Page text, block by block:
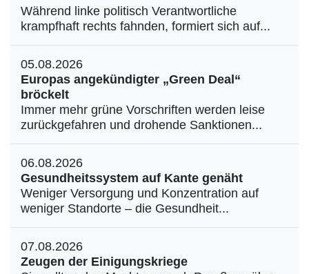
Während linke politisch Verantwortliche
krampfhaft rechts fahnden, formiert sich auf...
05.08.2026
Europas angekündigter „Green Deal“
bröckelt
Immer mehr grüne Vorschriften werden leise
zurückgefahren und drohende Sanktionen...
06.08.2026
Gesundheitssystem auf Kante genäht
Weniger Versorgung und Konzentration auf
weniger Standorte – die Gesundheit...
07.08.2026
Zeugen der Einigungskriege